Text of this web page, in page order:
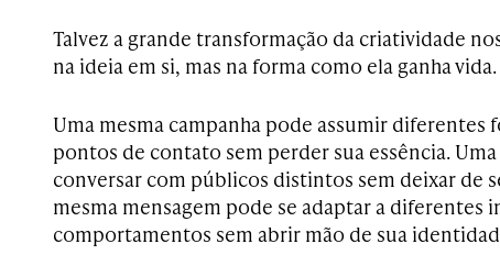
Talvez a grande transformação da criatividade
na ideia em si, mas na forma como ela ganha vida.
Uma mesma campanha pode assumir diferentes
pontos de contato sem perder sua essência.
conversar com públicos distintos sem deixar de
mesma mensagem pode se adaptar a diferentes
comportamentos sem abrir mão de sua